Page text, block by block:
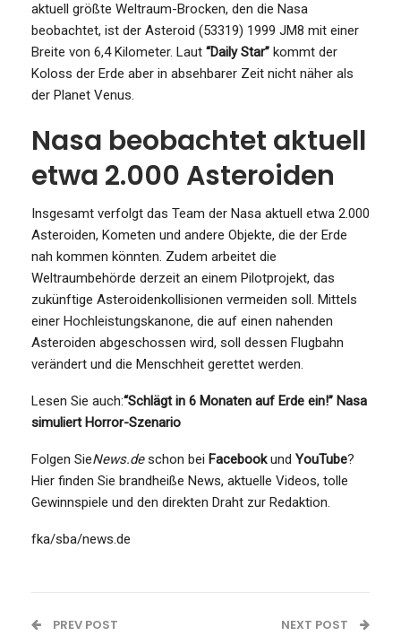
aktuell größte Weltraum-Brocken, den die Nasa
beobachtet, ist der Asteroid (53319) 1999 JM8 mit einer
Breite von 6,4 Kilometer. Laut “Daily Star” kommt der
Koloss der Erde aber in absehbarer Zeit nicht näher als
der Planet Venus.
Nasa beobachtet aktuell
etwa 2.000 Asteroiden
Insgesamt verfolgt das Team der Nasa aktuell etwa 2.000
Asteroiden, Kometen und andere Objekte, die der Erde
nah kommen könnten. Zudem arbeitet die
Weltraumbehörde derzeit an einem Pilotprojekt, das
zukünftige Asteroidenkollisionen vermeiden soll. Mittels
einer Hochleistungskanone, die auf einen nahenden
Asteroiden abgeschossen wird, soll dessen Flugbahn
verändert und die Menschheit gerettet werden.
Lesen Sie auch:“Schlägt in 6 Monaten auf Erde ein!” Nasa
simuliert Horror-Szenario
Folgen SieNews.deschon bei Facebookund YouTube?
Hier finden Sie brandheiße News, aktuelle Videos, tolle
Gewinnspiele und den direkten Draht zur Redaktion.
fka/sba/news.de
PREV POST NEXT POST